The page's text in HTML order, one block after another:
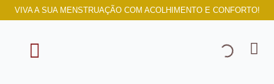
para
conteúdo
VIVA A SUA MENSTRUAÇÃO COM ACOLHIMENTO E CONFORTO!